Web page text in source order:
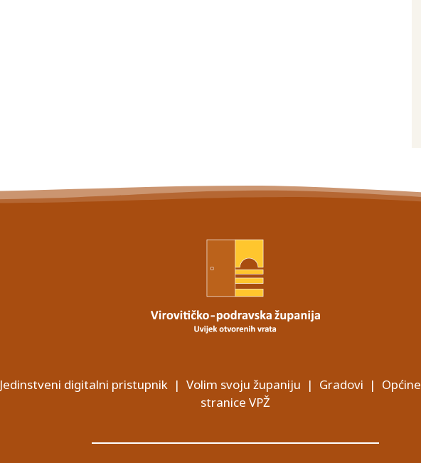
Jedinstveni digitalni pristupnik| Volim svoju županiju | Gradovi | Općine
stranice VPŽ